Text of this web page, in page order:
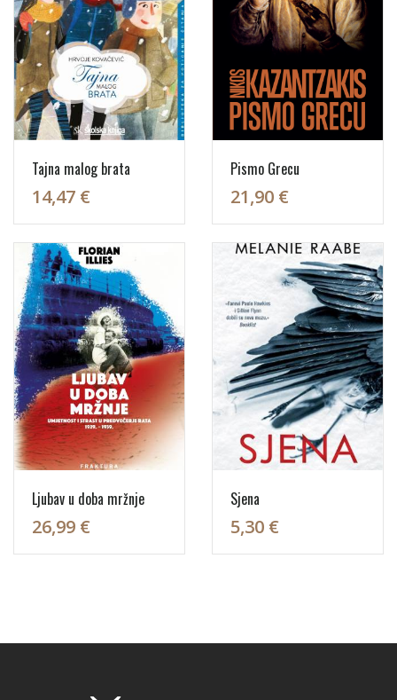
Tajna malog brata
14,47 €
Pismo Grecu
21,90 €
Ljubav u doba mržnje
26,99 €
Sjena
5,30 €